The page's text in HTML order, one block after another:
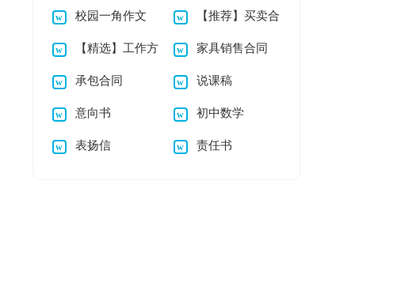
划集锦九篇 告汇编15篇
校园一角作文 【推荐】买卖合
同范文合集10篇
【精选】工作方
案模板汇总五篇
家具销售合同
承包合同 说课稿
意向书 初中数学
表扬信 责任书